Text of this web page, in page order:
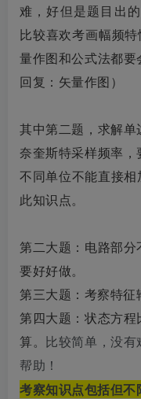
难，好但是题目出
比较喜欢考画幅频
量作图和公式法都要
回复：矢量作图）
其中第二题，求解
奈奎斯特采样频率，
不同单位不能直接
此知识点。
第二大题：电路部分
要好好做。
第三大题：考察特征
第四大题：状态方
算。 比较简单，没
帮助！
考察知识点包括但不